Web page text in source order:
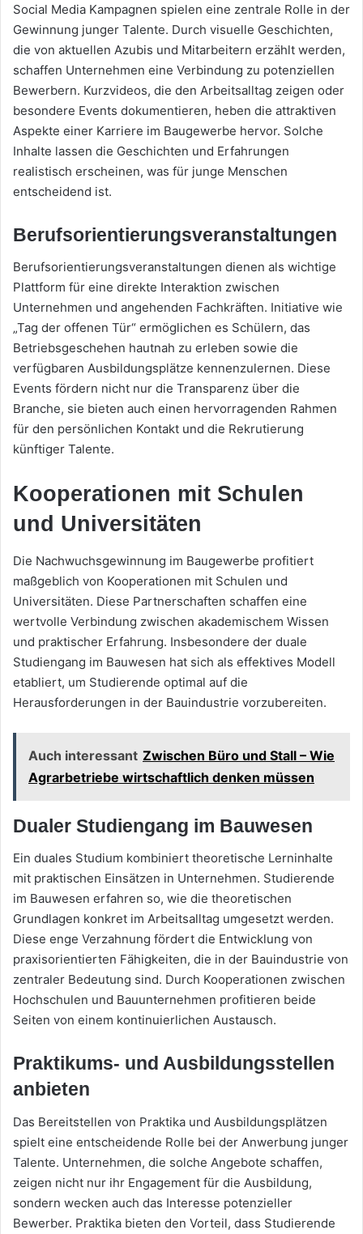
Social Media Kampagnen spielen eine zentrale Rolle in der
Gewinnung junger Talente. Durch visuelle Geschichten,
die von aktuellen Azubis und Mitarbeitern erzählt werden,
schaffen Unternehmen eine Verbindung zu potenziellen
Bewerbern. Kurzvideos, die den Arbeitsalltag zeigen oder
besondere Events dokumentieren, heben die attraktiven
Aspekte einer Karriere im Baugewerbe hervor. Solche
Inhalte lassen die Geschichten und Erfahrungen
realistisch erscheinen, was für junge Menschen
entscheidend ist.
Berufsorientierungsveranstaltungen
Berufsorientierungsveranstaltungen dienen als wichtige
Plattform für eine direkte Interaktion zwischen
Unternehmen und angehenden Fachkräften. Initiative wie
„Tag der offenen Tür“ ermöglichen es Schülern, das
Betriebsgeschehen hautnah zu erleben sowie die
verfügbaren Ausbildungsplätze kennenzulernen. Diese
Events fördern nicht nur die Transparenz über die
Branche, sie bieten auch einen hervorragenden Rahmen
für den persönlichen Kontakt und die Rekrutierung
künftiger Talente.
Kooperationen mit Schulen
und Universitäten
Die Nachwuchsgewinnung im Baugewerbe profitiert
maßgeblich von Kooperationen mit Schulen und
Universitäten. Diese Partnerschaften schaffen eine
wertvolle Verbindung zwischen akademischem Wissen
und praktischer Erfahrung. Insbesondere der duale
Studiengang im Bauwesen hat sich als effektives Modell
etabliert, um Studierende optimal auf die
Herausforderungen in der Bauindustrie vorzubereiten.
Auch interessant Zwischen Büro und Stall – Wie
Agrarbetriebe wirtschaftlich denken müssen
Dualer Studiengang im Bauwesen
Ein duales Studium kombiniert theoretische Lerninhalte
mit praktischen Einsätzen in Unternehmen. Studierende
im Bauwesen erfahren so, wie die theoretischen
Grundlagen konkret im Arbeitsalltag umgesetzt werden.
Diese enge Verzahnung fördert die Entwicklung von
praxisorientierten Fähigkeiten, die in der Bauindustrie von
zentraler Bedeutung sind. Durch Kooperationen zwischen
Hochschulen und Bauunternehmen profitieren beide
Seiten von einem kontinuierlichen Austausch.
Praktikums- und Ausbildungsstellen
anbieten
Das Bereitstellen von Praktika und Ausbildungsplätzen
spielt eine entscheidende Rolle bei der Anwerbung junger
Talente. Unternehmen, die solche Angebote schaffen,
zeigen nicht nur ihr Engagement für die Ausbildung,
sondern wecken auch das Interesse potenzieller
Bewerber. Praktika bieten den Vorteil, dass Studierende